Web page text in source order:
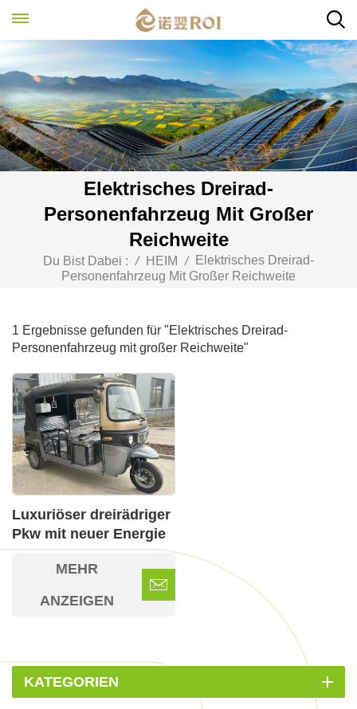
Elektrisches Dreirad-
Personenfahrzeug Mit Großer
Reichweite
Du Bist Dabei : / HEIM /
Elektrisches Dreirad-
Personenfahrzeug Mit Großer Reichweite
1 Ergebnisse gefunden für "Elektrisches Dreirad-
Personenfahrzeug mit großer Reichweite"
Luxuriöser dreirädriger
Pkw mit neuer Energie
MEHR
ANZEIGEN
KATEGORIEN